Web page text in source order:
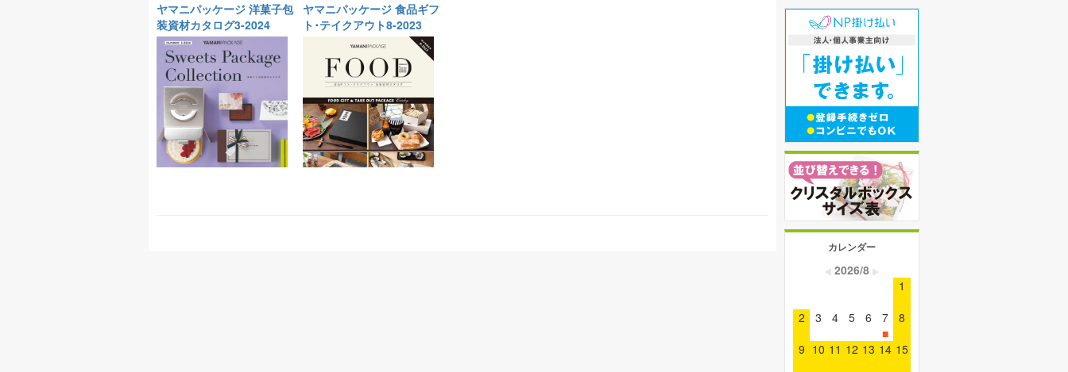
カレンダー
2026/8
1
2
3 4 5 6
7
■
8
9 10 11 12 13 14 15
ヤマニパッケージ 洋菓子包
装資材カタログ3-2024
ヤマニパッケージ 食品ギフ
ト･テイクアウト8-2023